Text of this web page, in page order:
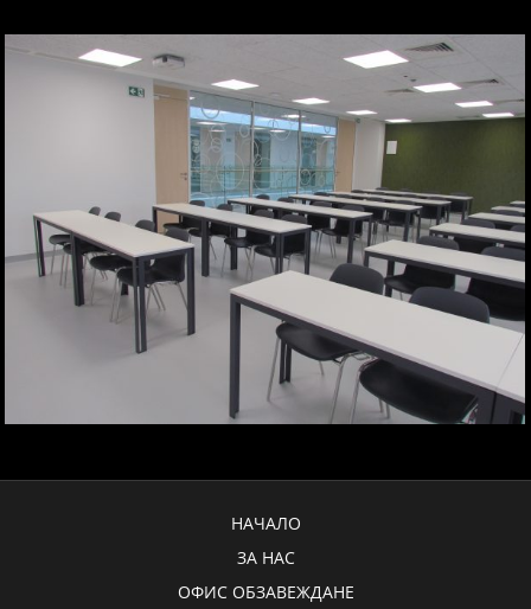
НАЧАЛО
ЗА НАС
ОФИС ОБЗАВЕЖДАНЕ